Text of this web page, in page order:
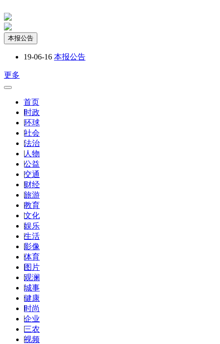
本报公告
19-06-16 本报公告
更多
首页
|时政
|环球
|社会
|法治
|人物
|公益
|交通
|财经
|旅游
|教育
|文化
|娱乐
|生活
|影像
|体育
|图片
|观澜
|城事
|健康
|时尚
|企业
|三农
|视频